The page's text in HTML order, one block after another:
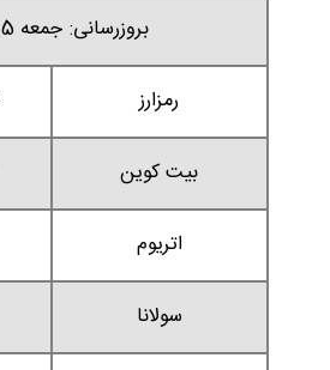
بروزرسانی: جمعه 5 تیر
رمزارز
بیت کوین
اتریوم
سولانا